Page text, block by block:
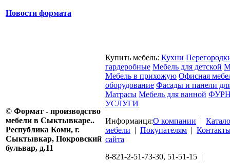
Новости формата
© Формат - производство
мебели в Сыктывкаре..
Республика Коми, г.
Сыктывкар, Покровский
бульвар, д.11
Купить мебель: Кухни
гардеробные Мебель для детской
Мебель в прихожую Офисная
оборудование Фасады и панели
Матрасы Мебель для ванной
УСЛУГИ
Информаиця:О компании |
мебели | Покупателям |
сайта
8-821-2-51-73-30, 51-51-15 |